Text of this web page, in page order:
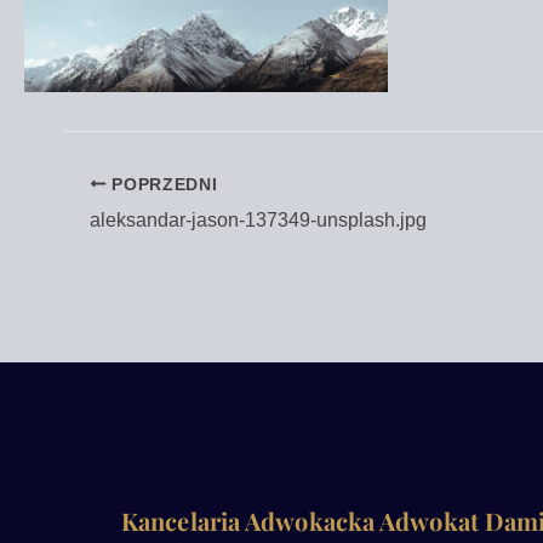
POPRZEDNI
aleksandar-jason-137349-unsplash.jpg
Kancelaria Adwokacka Adwokat